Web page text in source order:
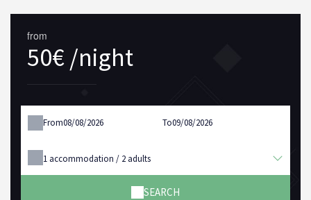
from
50€ /night
From To
1 accommodation / 2 adults
SEARCH